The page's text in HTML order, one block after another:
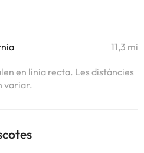
11,3 mi
en línia recta. Les distàncies
variar.